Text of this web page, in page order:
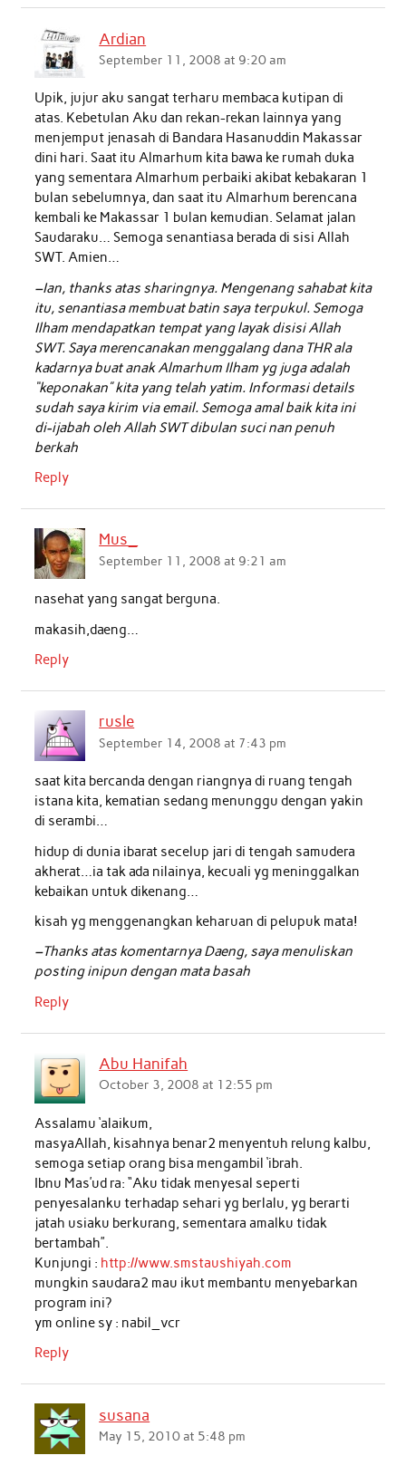
Ardian
September 11, 2008 at 9:20 am
Upik, jujur aku sangat terharu membaca kutipan di
atas. Kebetulan Aku dan rekan-rekan lainnya yang
menjemput jenasah di Bandara Hasanuddin Makassar
dini hari. Saat itu Almarhum kita bawa ke rumah duka
yang sementara Almarhum perbaiki akibat kebakaran 1
bulan sebelumnya, dan saat itu Almarhum berencana
kembali ke Makassar 1 bulan kemudian. Selamat jalan
Saudaraku… Semoga senantiasa berada di sisi Allah
SWT. Amien…
–Ian, thanks atas sharingnya. Mengenang sahabat kita
itu, senantiasa membuat batin saya terpukul. Semoga
Ilham mendapatkan tempat yang layak disisi Allah
SWT. Saya merencanakan menggalang dana THR ala
kadarnya buat anak Almarhum Ilham yg juga adalah
“keponakan” kita yang telah yatim. Informasi details
sudah saya kirim via email. Semoga amal baik kita ini
di-ijabah oleh Allah SWT dibulan suci nan penuh
berkah
Reply
Mus_
September 11, 2008 at 9:21 am
nasehat yang sangat berguna.
makasih,daeng…
Reply
rusle
September 14, 2008 at 7:43 pm
saat kita bercanda dengan riangnya di ruang tengah
istana kita, kematian sedang menunggu dengan yakin
di serambi…
hidup di dunia ibarat secelup jari di tengah samudera
akherat…ia tak ada nilainya, kecuali yg meninggalkan
kebaikan untuk dikenang…
kisah yg menggenangkan keharuan di pelupuk mata!
–Thanks atas komentarnya Daeng, saya menuliskan
posting inipun dengan mata basah
Reply
Abu Hanifah
October 3, 2008 at 12:55 pm
Assalamu ‘alaikum,
masyaAllah, kisahnya benar2 menyentuh relung kalbu,
semoga setiap orang bisa mengambil ‘ibrah.
Ibnu Mas’ud ra: “Aku tidak menyesal seperti
penyesalanku terhadap sehari yg berlalu, yg berarti
jatah usiaku berkurang, sementara amalku tidak
bertambah”.
Kunjungi : http://www.smstaushiyah.com
mungkin saudara2 mau ikut membantu menyebarkan
program ini?
ym online sy : nabil_vcr
Reply
susana
May 15, 2010 at 5:48 pm